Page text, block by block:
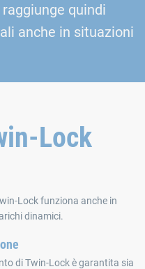
quindi
anche in situazioni
Lock
Lock funziona anche in
dinamici.
di Twin-Lock è garantita sia